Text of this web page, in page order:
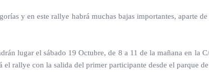
y en este rallye habrá muchas bajas importantes, aparte
lugar el sábado 19 Octubre, de 8 a 11 de la mañana en la
el rallye con la salida del primer participante desde el parque